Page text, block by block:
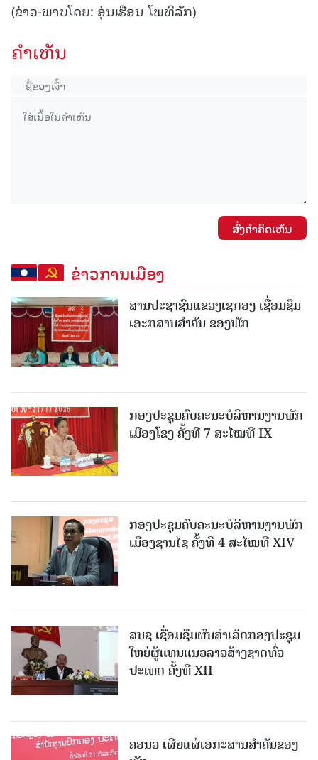
(ຂ່າວ-ພາບໂດຍ: ອຸ່ນເຮືອນ ໂພທິລັກ)
ຄໍາເຫັນ
ສົ່ງຄໍາຄິດເຫັນ
ຂ່າວການເມືອງ
ສານປະຊາຊົນແຂວງເຊກອງ ເຊື່ອມຊຶມ
ເອະກສານສໍາຄັນ ຂອງພັກ
ກອງປະຊຸມຄົບຄະນະບໍລິຫານງານພັກ
ເມືອງໂຂງ ຄັ້ງທີ 7 ສະໄໝທີ IX
ກອງປະຊຸມຄົບຄະນະບໍລິຫານງານພັກ
ເມືອງຊານ​ໄຊ ຄັ້ງທີ 4 ສະໄໝທີ XIV
ສນຊ ເຊື່ອມຊຶມຜົນສໍາເລັດກອງປະຊຸມ
ໃຫຍ່ຜູ້ແທນແນວລາວສ້າງຊາດທົ່ວ
ປະເທດ ຄັ້ງທີ XII
ຄອນວ ເຜີຍແຜ່ເອກະສານສໍາຄັນຂອງ